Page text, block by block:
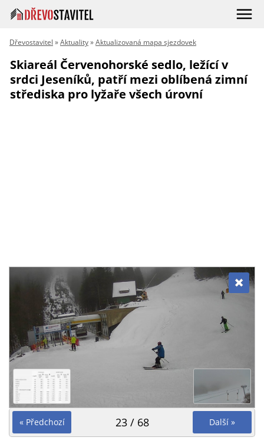
Dřevostavitel »Aktuality»Aktualizovaná mapa sjezdovek
Skiareál Červenohorské sedlo, ležící v
srdci Jeseníků, patří mezi oblíbená zimní
střediska pro lyžaře všech úrovní
« Předchozí Další »
23 / 68